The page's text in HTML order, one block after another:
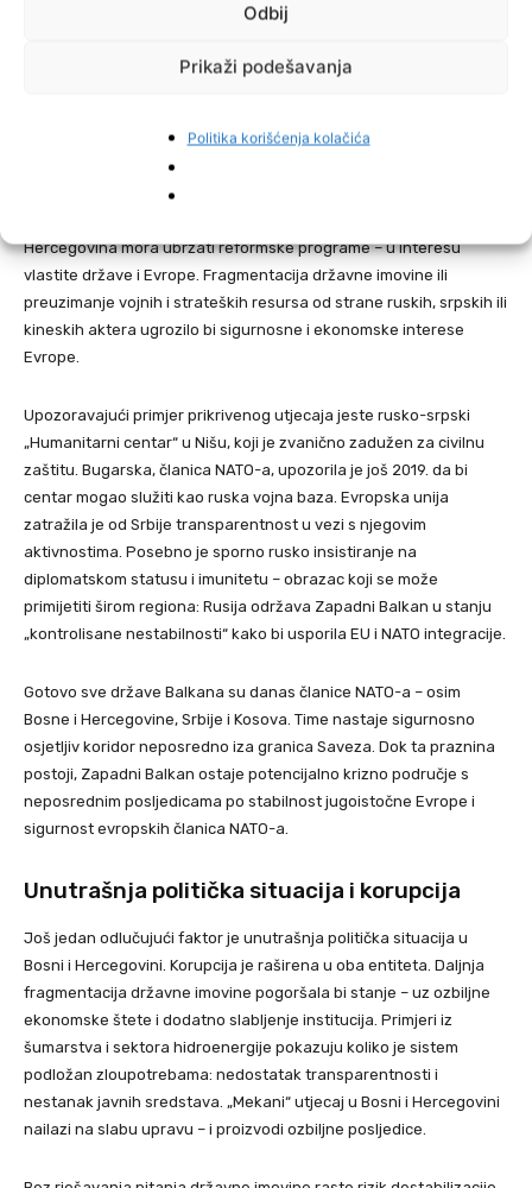
Odbij
Prikaži podešavanja
Politika korišćenja kolačića
Radmila Šekerinska izjavila je: “Nećemo dozvoliti sigurnosni
vladavinu prava – uključujući najnoviju presudu protiv bivšeg
reformski kurs zemlje.”
Šekerinska je naglasila i značaj misije EUFOR Althea, koju vodi
Hercegovina mora ubrzati reformske programe – u interesu
vlastite države i Evrope. Fragmentacija državne imovine ili
preuzimanje vojnih i strateških resursa od strane ruskih, srpskih ili
kineskih aktera ugrozilo bi sigurnosne i ekonomske interese
Evrope.
Upozoravajući primjer prikrivenog utjecaja jeste rusko-srpski
„Humanitarni centar“ u Nišu, koji je zvanično zadužen za civilnu
zaštitu. Bugarska, članica NATO-a, upozorila je još 2019. da bi
centar mogao služiti kao ruska vojna baza. Evropska unija
zatražila je od Srbije transparentnost u vezi s njegovim
aktivnostima. Posebno je sporno rusko insistiranje na
diplomatskom statusu i imunitetu – obrazac koji se može
primijetiti širom regiona: Rusija održava Zapadni Balkan u stanju
„kontrolisane nestabilnosti“ kako bi usporila EU i NATO integracije.
Gotovo sve države Balkana su danas članice NATO-a – osim
Bosne i Hercegovine, Srbije i Kosova. Time nastaje sigurnosno
osjetljiv koridor neposredno iza granica Saveza. Dok ta praznina
postoji, Zapadni Balkan ostaje potencijalno krizno područje s
neposrednim posljedicama po stabilnost jugoistočne Evrope i
sigurnost evropskih članica NATO-a.
Unutrašnja politička situacija i korupcija
Još jedan odlučujući faktor je unutrašnja politička situacija u
Bosni i Hercegovini. Korupcija je raširena u oba entiteta. Daljnja
fragmentacija državne imovine pogoršala bi stanje – uz ozbiljne
ekonomske štete i dodatno slabljenje institucija. Primjeri iz
šumarstva i sektora hidroenergije pokazuju koliko je sistem
podložan zloupotrebama: nedostatak transparentnosti i
nestanak javnih sredstava. „Mekani“ utjecaj u Bosni i Hercegovini
nailazi na slabu upravu – i proizvodi ozbiljne posljedice.